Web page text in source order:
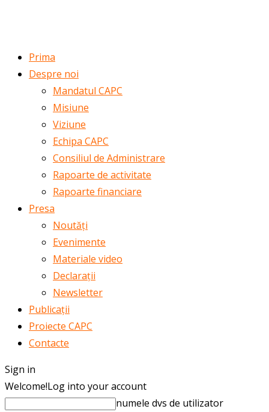
Prima
Despre noi
Mandatul CAPC
Misiune
Viziune
Echipa CAPC
Consiliul de Administrare
Rapoarte de activitate
Rapoarte financiare
Presa
Noutăți
Evenimente
Materiale video
Declarații
Newsletter
Publicații
Proiecte CAPC
Contacte
Sign in
Welcome!Log into your account
numele dvs de utilizator